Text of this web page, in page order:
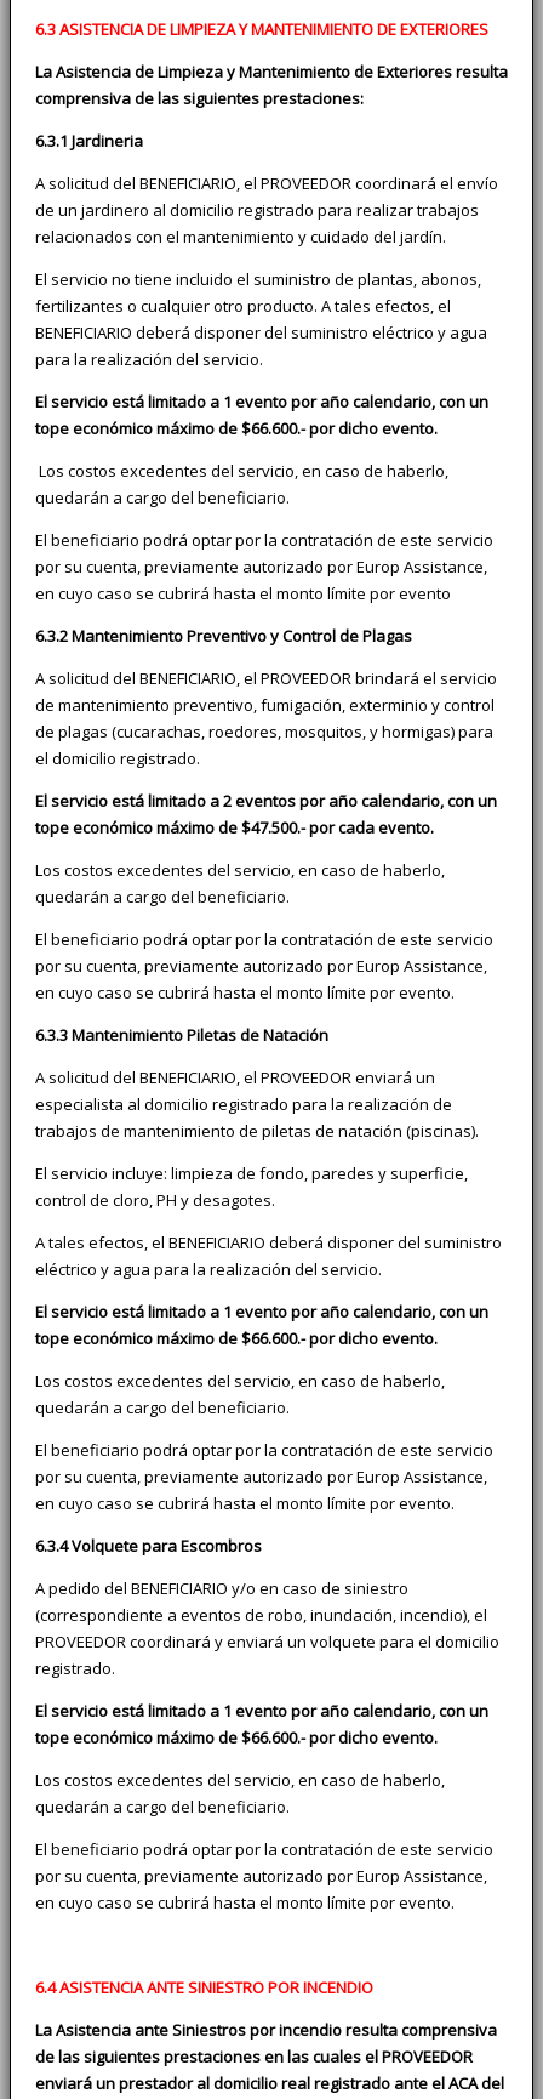
6.3 ASISTENCIA DE LIMPIEZA Y MANTENIMIENTO DE EXTERIORES
La Asistencia de Limpieza y Mantenimiento de Exteriores resulta
comprensiva de las siguientes prestaciones:
6.3.1 Jardineria
A solicitud del BENEFICIARIO, el PROVEEDOR coordinará el envío
de un jardinero al domicilio registrado para realizar trabajos
relacionados con el mantenimiento y cuidado del jardín.
El servicio no tiene incluido el suministro de plantas, abonos,
fertilizantes o cualquier otro producto. A tales efectos, el
BENEFICIARIO deberá disponer del suministro eléctrico y agua
para la realización del servicio.
El servicio está limitado a 1 evento por año calendario, con un
tope económico máximo de $66.600.- por dicho evento.
Los costos excedentes del servicio, en caso de haberlo,
quedarán a cargo del beneficiario.
El beneficiario podrá optar por la contratación de este servicio
por su cuenta, previamente autorizado por Europ Assistance,
en cuyo caso se cubrirá hasta el monto límite por evento
6.3.2 Mantenimiento Preventivo y Control de Plagas
A solicitud del BENEFICIARIO, el PROVEEDOR brindará el servicio
de mantenimiento preventivo, fumigación, exterminio y control
de plagas (cucarachas, roedores, mosquitos, y hormigas) para
el domicilio registrado.
El servicio está limitado a 2 eventos por año calendario, con un
tope económico máximo de $47.500.- por cada evento.
Los costos excedentes del servicio, en caso de haberlo,
quedarán a cargo del beneficiario.
El beneficiario podrá optar por la contratación de este servicio
por su cuenta, previamente autorizado por Europ Assistance,
en cuyo caso se cubrirá hasta el monto límite por evento.
6.3.3 Mantenimiento Piletas de Natación
A solicitud del BENEFICIARIO, el PROVEEDOR enviará un
especialista al domicilio registrado para la realización de
trabajos de mantenimiento de piletas de natación (piscinas).
El servicio incluye: limpieza de fondo, paredes y superficie,
control de cloro, PH y desagotes.
A tales efectos, el BENEFICIARIO deberá disponer del suministro
eléctrico y agua para la realización del servicio.
El servicio está limitado a 1 evento por año calendario, con un
tope económico máximo de $66.600.- por dicho evento.
Los costos excedentes del servicio, en caso de haberlo,
quedarán a cargo del beneficiario.
El beneficiario podrá optar por la contratación de este servicio
por su cuenta, previamente autorizado por Europ Assistance,
en cuyo caso se cubrirá hasta el monto límite por evento.
6.3.4 Volquete para Escombros
A pedido del BENEFICIARIO y/o en caso de siniestro
(correspondiente a eventos de robo, inundación, incendio), el
PROVEEDOR coordinará y enviará un volquete para el domicilio
registrado.
El servicio está limitado a 1 evento por año calendario, con un
tope económico máximo de $66.600.- por dicho evento.
Los costos excedentes del servicio, en caso de haberlo,
quedarán a cargo del beneficiario.
El beneficiario podrá optar por la contratación de este servicio
por su cuenta, previamente autorizado por Europ Assistance,
en cuyo caso se cubrirá hasta el monto límite por evento.
6.4 ASISTENCIA ANTE SINIESTRO POR INCENDIO
La Asistencia ante Siniestros por incendio resulta comprensiva
de las siguientes prestaciones en las cuales el PROVEEDOR
enviará un prestador al domicilio real registrado ante el ACA del